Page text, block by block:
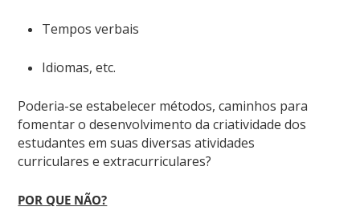
Tempos verbais
Idiomas, etc.
Poderia-se estabelecer métodos, caminhos para
fomentar o desenvolvimento da criatividade dos
estudantes em suas diversas atividades
curriculares e extracurriculares?
POR QUE NÃO?